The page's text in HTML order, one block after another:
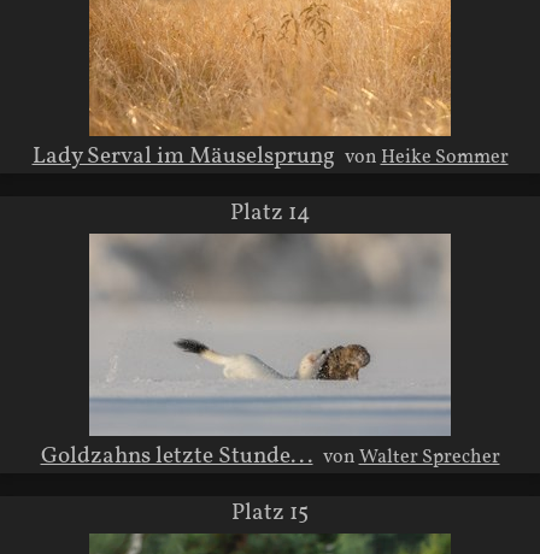
Lady Serval im Mäuselsprung vonHeike Sommer
Platz 14
Goldzahns letzte Stunde... vonWalter Sprecher
Platz 15